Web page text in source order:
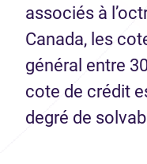
associés à
Canada, les
général entre
cote de crédit
degré de